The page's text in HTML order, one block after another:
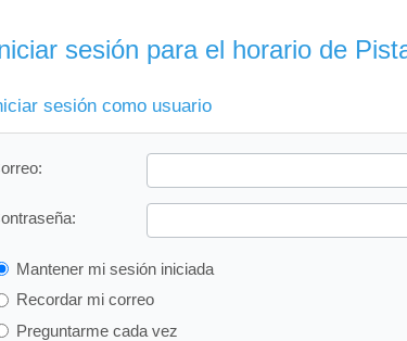
sesión para el horario de
sesión como usuario
Mantener mi sesión iniciada
Recordar mi correo
Preguntarme cada vez